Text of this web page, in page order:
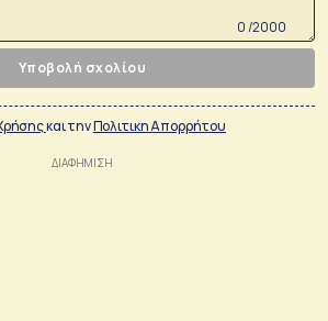
0 /2000
Υποβολή σχολίου
και τηνΠολιτικη Απορρήτου